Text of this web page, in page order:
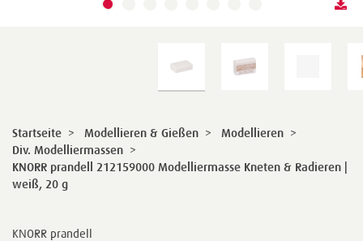
KNORR prandell
Startseite > Modellieren & Gießen > Modellieren >
Div. Modelliermassen >
KNORR prandell 212159000 Modelliermasse Kneten & Radieren |
weiß, 20 g